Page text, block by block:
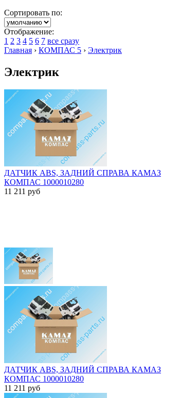
Сортировать по:
Отображение:
1 2 3 4 5 6 7 все сразу
Главная › КОМПАС 5 › Электрик
Электрик
ДАТЧИК ABS, ЗАДНИЙ СПРАВА КАМАЗ
КОМПАС 1000010280
11 211 руб
ДАТЧИК ABS, ЗАДНИЙ СПРАВА КАМАЗ
КОМПАС 1000010280
11 211 руб